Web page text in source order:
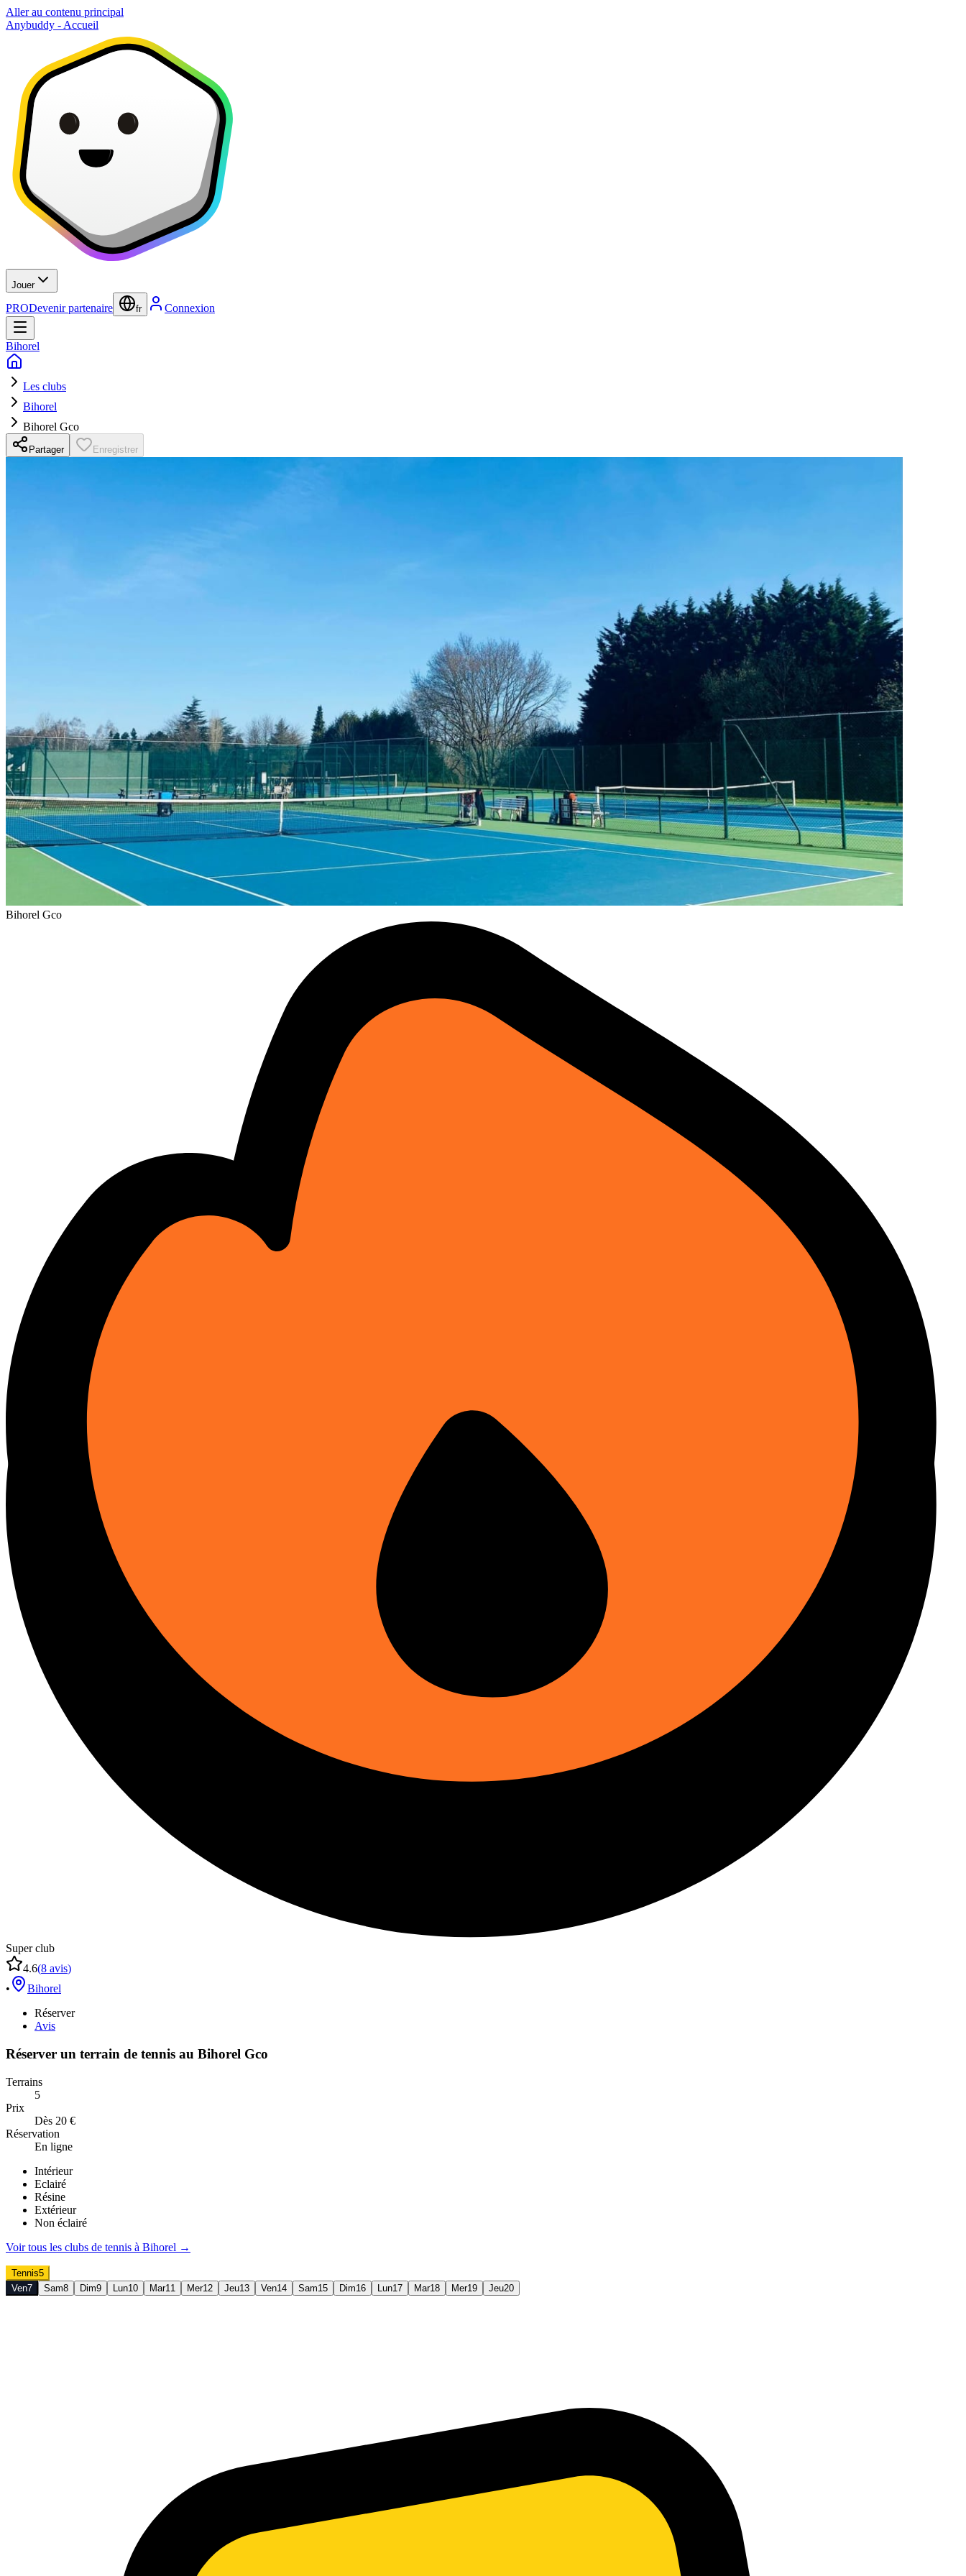
Aller au contenu principal
Anybuddy - Accueil
Jouer
PRODevenir partenaire fr Connexion
Bihorel
Les clubs
Bihorel
Bihorel Gco
Partager Enregistrer
Bihorel Gco
Super club
4.6(8 avis)
•
Bihorel
Réserver
Avis
Réserver un terrain de tennis au Bihorel Gco
Terrains
5
Prix
Dès 20 €
Réservation
En ligne
Intérieur
Eclairé
Résine
Extérieur
Non éclairé
Voir tous les clubs de tennis à Bihorel →
Tennis5
Ven7 Sam8 Dim9 Lun10 Mar11 Mer12 Jeu13 Ven14 Sam15 Dim16 Lun17 Mar18 Mer19 Jeu20